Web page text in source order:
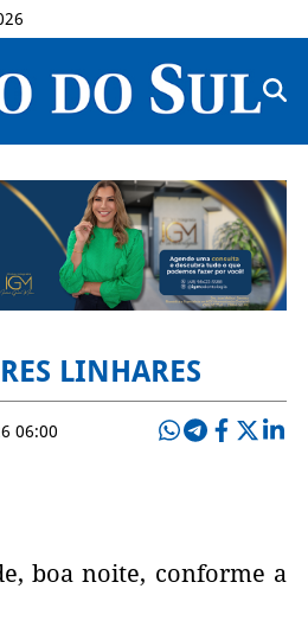
LINHARES
06:00
boa noite, conforme a